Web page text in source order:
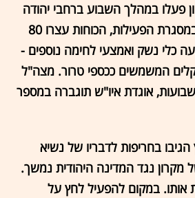
פעלו במהלך השבוע ברחבי יהודה
ושומרון לסיכול טרור. במסגרת הפעילות, הכוחות עצרו 80
כלי נשק ואמצעי לחימה נוספים -
המשמשים ככספי טרור. מצה"ל
אוגדת איו"ש תוגברה במספר
הגיבו בחריפות לדבריו של נשיא
נגד המדינה היהודית נמשך.
אותו. במקום להפעיל לחץ על